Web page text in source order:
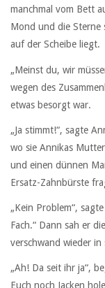
manchmal vom Bett
Mond und die Sterne
auf der Scheibe liegt.
„Meinst du, wir
wegen des
etwas besorgt war.
„Ja stimmt!“, sagte
wo sie Annikas
und einen dünnen
Ersatz-Zahnbürste
„Kein Problem“,
Fach.“ Dann sah er
verschwand wieder in
„Ah! Da seit ihr ja“,
Euch noch Jacken